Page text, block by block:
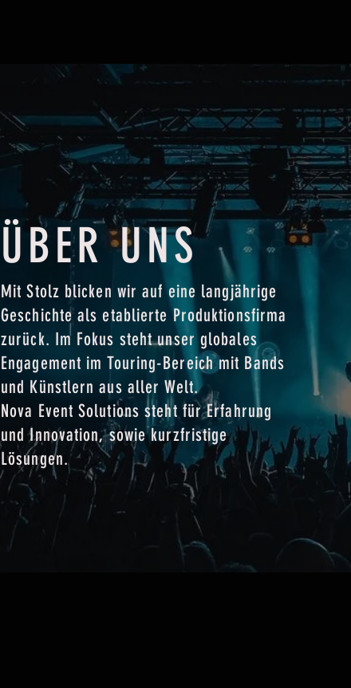
ÜBER UNS
Mit Stolz blicken wir auf eine langjährige
Geschichte als etablierte Produktionsfirma
zurück. Im Fokus steht unser globales
Engagement im Touring-Bereich mit Bands
und Künstlern aus aller Welt.
Nova Event Solutions steht für Erfahrung
und Innovation, sowie kurzfristige
Lösungen.